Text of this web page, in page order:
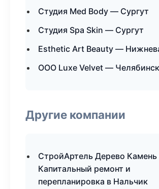
Студия Med Body — Сургут
Студия Spa Skin — Сургут
Esthetic Art Beauty —
ООО Luxe Velvet — Челябинск
Другие компании
СтройАртель Дерево Камень
Капитальный ремонт и
перепланировка в Нальчик